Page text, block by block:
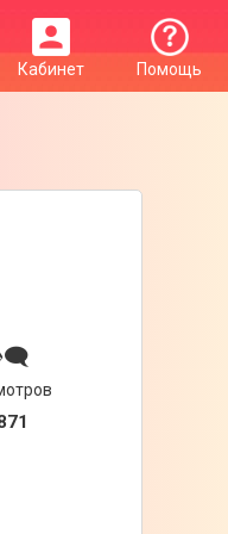
Помощь
Кабинет